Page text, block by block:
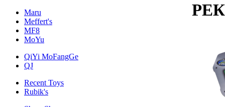
Maru
Meffert's
MF8
MoYu
QiYi MoFangGe
QJ
Recent Toys
Rubik's